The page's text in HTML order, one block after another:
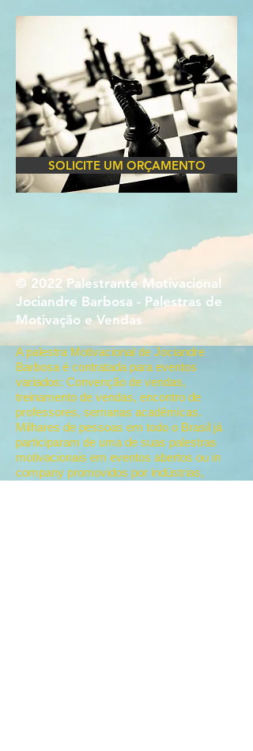
SOLICITE UM ORÇAMENTO
© 2022 Palestrante Motivacional
Jociandre Barbosa - Palestras de
Motivação e Vendas
A palestra Motivacional de Jociandre
Barbosa é contratada para eventos
variados: Convenção de vendas,
treinamento de vendas, encontro de
professores, semanas acadêmicas.
Milhares de pessoas em todo o Brasil já
participaram de uma de suas palestras
motivacionais em eventos abertos ou in
company promovidos por indústrias,